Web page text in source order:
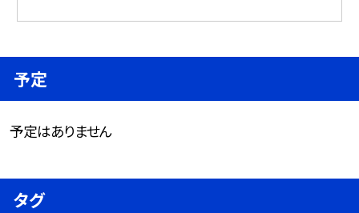
予定
予定はありません
タグ